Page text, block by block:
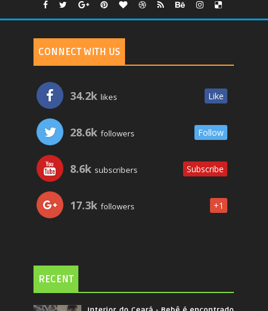
CONNECT WITH US
34.2k likes Like
28.6k followers Follow
8.6k subscribers Subscribe
17.3k followers +1
RECENT